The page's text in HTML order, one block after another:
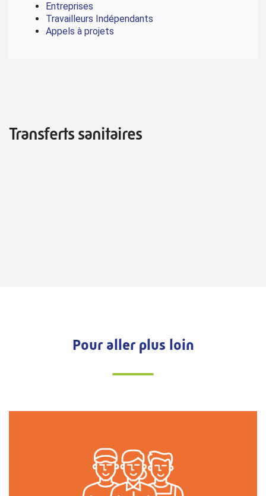
Entreprises
Travailleurs Indépendants
Appels à projets
Transferts sanitaires
Pour aller plus loin